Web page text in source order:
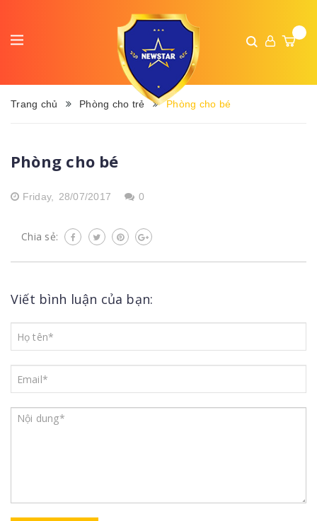
Trang chủ Phòng cho trẻ Phòng cho bé
Phòng cho bé
Friday, 28/07/2017 0
Chia sẻ:
Viết bình luận của bạn: